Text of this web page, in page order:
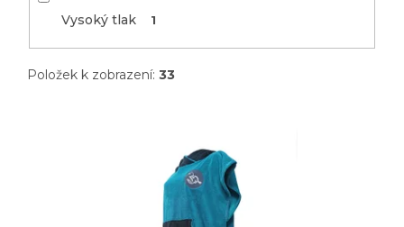
Vysoký tlak 1
Položek k zobrazení: 33